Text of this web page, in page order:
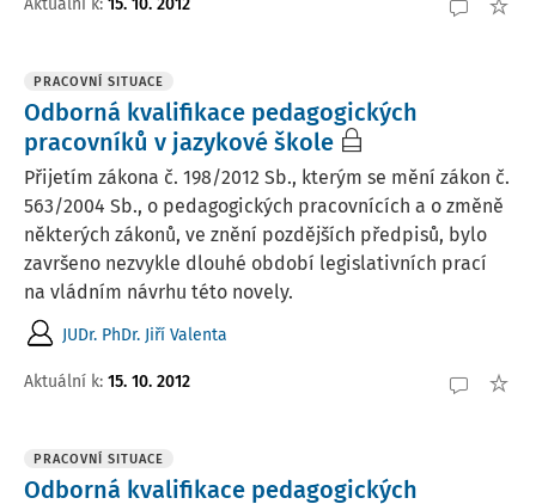
PRACOVNÍ SITUACE
Odborná kvalifikace pedagogických
pracovníků v jazykové škole
Přijetím zákona č. 198/2012 Sb., kterým se mění zákon č.
563/2004 Sb., o pedagogických pracovnících a o změně
některých zákonů, ve znění pozdějších předpisů, bylo
završeno nezvykle dlouhé období legislativních prací
na vládním návrhu této novely.
JUDr. PhDr. Jiří Valenta
Aktuální k: 15. 10. 2012
PRACOVNÍ SITUACE
Odborná kvalifikace pedagogických